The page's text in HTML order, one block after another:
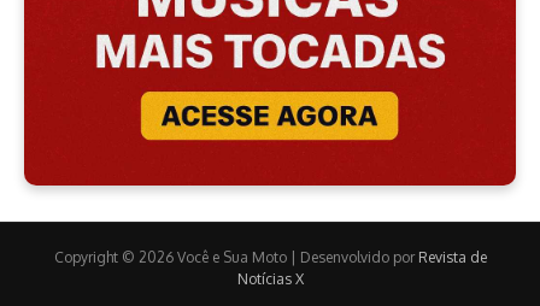
Copyright © 2026 Você e Sua Moto | Desenvolvido por Revista de
Notícias X